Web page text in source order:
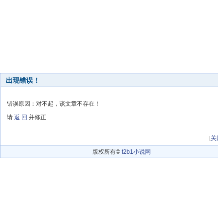
出现错误！
错误原因：对不起，该文章不存在！
请 返 回 并修正
[关
版权所有© t2b1小说网